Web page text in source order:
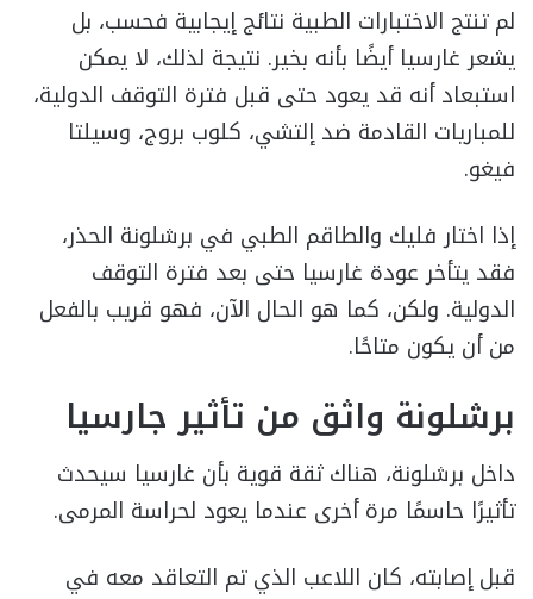
لم تنتج الاختبارات الطبية نتائج إيجابية فحسب، بل
يشعر غارسيا أيضًا بأنه بخير. نتيجة لذلك، لا يمكن
استبعاد أنه قد يعود حتى قبل فترة التوقف الدولية،
للمباريات القادمة ضد إلتشي، كلوب بروج، وسيلتا
فيغو.
إذا اختار فليك والطاقم الطبي في برشلونة الحذر،
فقد يتأخر عودة غارسيا حتى بعد فترة التوقف
الدولية. ولكن، كما هو الحال الآن، فهو قريب بالفعل
من أن يكون متاحًا.
برشلونة واثق من تأثير جارسيا
داخل برشلونة، هناك ثقة قوية بأن غارسيا سيحدث
تأثيرًا حاسمًا مرة أخرى عندما يعود لحراسة المرمى.
قبل إصابته، كان اللاعب الذي تم التعاقد معه في